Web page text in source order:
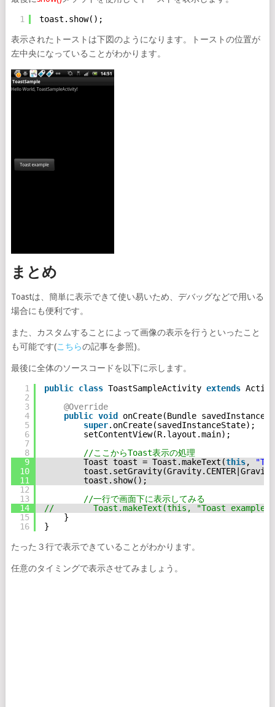
1 toast.show();
表示されたトーストは下図のようになります。トーストの位置が
左中央になっていることがわかります。
まとめ
Toastは、簡単に表示できて使い易いため、デバッグなどで用いる
場合にも便利です。
また、カスタムすることによって画像の表示を行うといったこと
も可能です(こちらの記事を参照)。
最後に全体のソースコードを以下に示します。
1
2
3
4
5
6
7
8
9
10
11
12
13
14
15
16
public class ToastSampleActivity extends
@Override
public void
onCreate(Bundle
super.onCreate(savedInstanceState);
setContentView(R.layout.main);
//ここからToast表示の処理
Toast toast = Toast.makeText(this,
toast.show();
//一行で画面下に表示してみる
//        Toast.makeText(this, "Toast example",
}
}
たった３行で表示できていることがわかります。
任意のタイミングで表示させてみましょう。